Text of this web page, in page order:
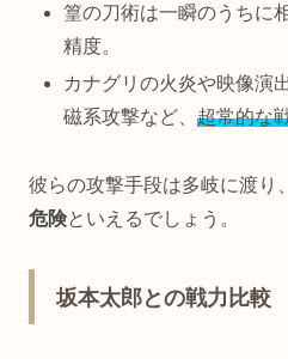
篁の刀術は一瞬のうちに
精度。
カナグリの火炎や映像演
磁系攻撃など、超常的な
彼らの攻撃手段は多岐に渡り、
危険といえるでしょう。
坂本太郎との戦力比較